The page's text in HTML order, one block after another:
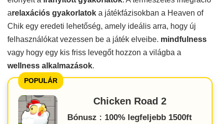
arelaxációs gyakorlatok a játékfázisokban a Heaven of
Chik egy eredeti lehetőség, amely ideális arra, hogy új
felhasználókat vezessen be a játék elveibe. mindfulness
vagy hogy egy kis friss levegőt hozzon a világba a
wellness alkalmazások
POPULÁR
Chicken Road 2
Bónusz : 100% legfeljebb 1500ft